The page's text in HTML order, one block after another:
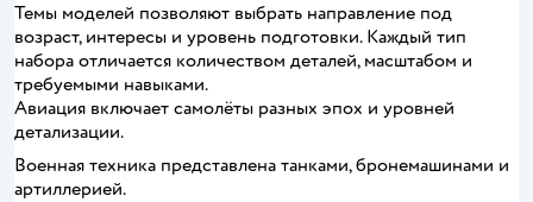
Темы моделей позволяют выбрать направление под
возраст, интересы и уровень подготовки. Каждый тип
набора отличается количеством деталей, масштабом и
требуемыми навыками.
Авиация включает самолёты разных эпох и уровней
детализации.
Военная техника представлена танками, бронемашинами и
артиллерией.